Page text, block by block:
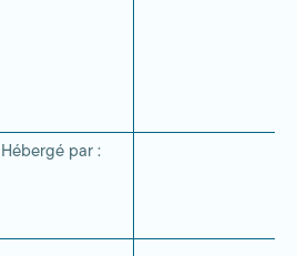
Hébergé par :